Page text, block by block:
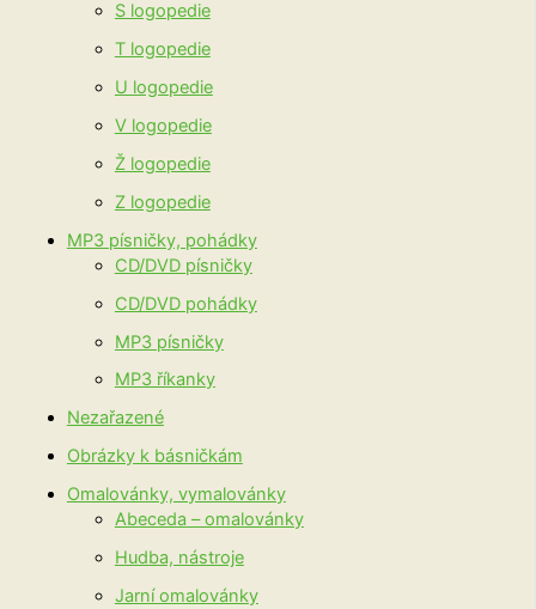
S logopedie
T logopedie
U logopedie
V logopedie
Ž logopedie
Z logopedie
MP3 písničky, pohádky
CD/DVD písničky
CD/DVD pohádky
MP3 písničky
MP3 říkanky
Nezařazené
Obrázky k básničkám
Omalovánky, vymalovánky
Abeceda – omalovánky
Hudba, nástroje
Jarní omalovánky